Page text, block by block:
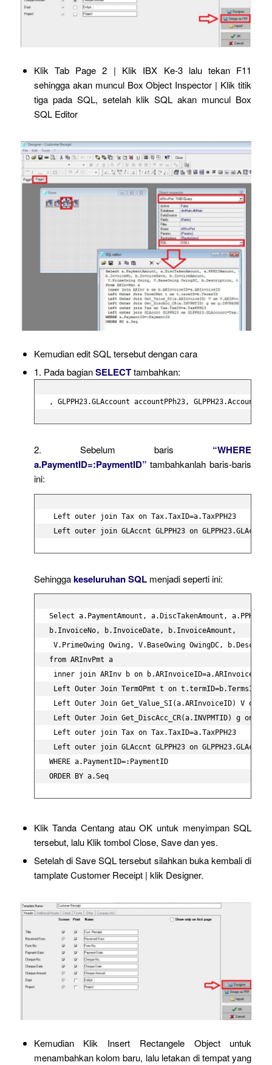
Klik Tab Page 2 | Klik IBX Ke-3 lalu tekan F11
sehingga akan muncul Box Object Inspector | Klik titik
tiga pada SQL, setelah klik SQL akan muncul Box
SQL Editor
Kemudian edit SQL tersebut dengan cara
1. Pada bagianSELECTtambahkan:
, GLPPH23.GLAccount accountPPh23,
2. Sebelum baris “WHERE
a.PaymentID=:PaymentID” tambahkanlah baris-baris
ini:
Left outer join Tax on Tax.TaxID=a.TaxPPH23
Left outer join GLAccnt GLPPH23 on
Sehinggakeseluruhan SQLmenjadi seperti ini:
Select a.PaymentAmount, a.DiscTakenAmount,
b.InvoiceNo, b.InvoiceDate, b.InvoiceAmount,
V.PrimeOwing Owing, V.BaseOwing OwingDC,
from ARInvPmt a
inner join ARInv b on b.ARInvoiceID=a.ARInvoiceID
Left Outer Join TermOPmt t on t.termID=b.TermsID
Left Outer Join Get_Value_SI(a.ARInvoiceID) V on
Left Outer Join Get_DiscAcc_CR(a.INVPMTID) g on
Left outer join Tax on Tax.TaxID=a.TaxPPH23
Left outer join GLAccnt GLPPH23 on
WHERE a.PaymentID=:PaymentID
ORDER BY a.Seq
Klik Tanda Centang atau OK untuk menyimpan SQL
tersebut, lalu Klik tombol Close, Save dan yes.
Setelah di Save SQL tersebut silahkan buka kembali di
tamplate Customer Receipt | klik Designer.
Kemudian Klik Insert Rectangele Object untuk
menambahkan kolom baru, lalu letakan di tempat yang